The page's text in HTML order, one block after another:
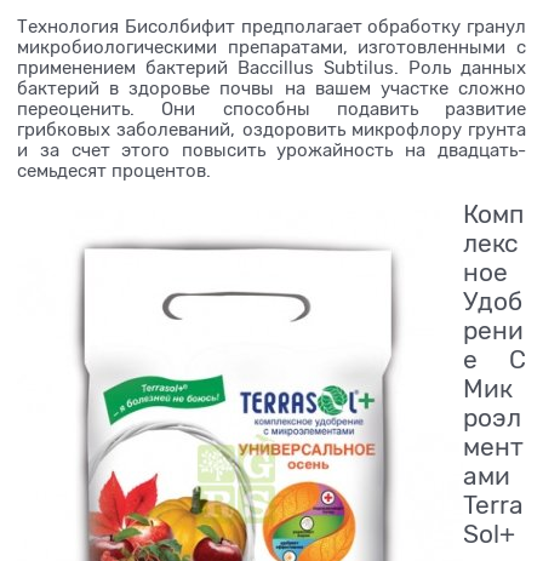
Технология Бисолбифит предполагает обработку гранул
микробиологическими препаратами, изготовленными с
применением бактерий Baccillus Subtilus. Роль данных
бактерий в здоровье почвы на вашем участке сложно
переоценить. Они способны подавить развитие
грибковых заболеваний, оздоровить микрофлору грунта
и за счет этого повысить урожайность на двадцать-
семьдесят процентов.
Комп
лекс
ное
Удоб
рени
е С
Мик
роэл
мент
ами
Terra
Sol+